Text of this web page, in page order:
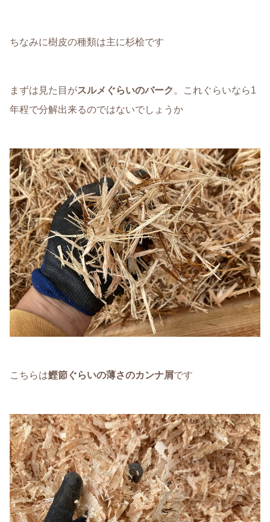
ちなみに樹皮の種類は主に杉桧です
まずは見た目がスルメぐらいのバーク 。これぐらいなら1
年程で分解出来るのではないでしょうか
こちらは鰹節ぐらいの薄さのカンナ屑です